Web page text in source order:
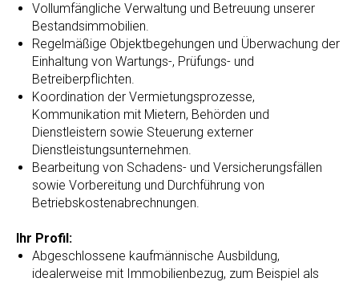
Vollumfängliche Verwaltung und Betreuung unserer
Bestandsimmobilien.
Regelmäßige Objektbegehungen und Überwachung der
Einhaltung von Wartungs-, Prüfungs- und
Betreiberpflichten.
Koordination der Vermietungsprozesse,
Kommunikation mit Mietern, Behörden und
Dienstleistern sowie Steuerung externer
Dienstleistungsunternehmen.
Bearbeitung von Schadens- und Versicherungsfällen
sowie Vorbereitung und Durchführung von
Betriebskostenabrechnungen.
Ihr Profil:
Abgeschlossene kaufmännische Ausbildung,
idealerweise mit Immobilienbezug, zum Beispiel als